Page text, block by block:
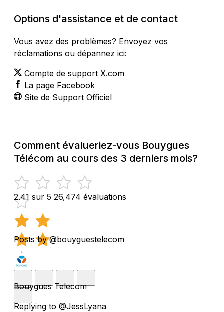
Options d'assistance et de contact
Vous avez des problèmes? Envoyez vos
réclamations ou dépannez ici:
Compte de support X.com
La page Facebook
Site de Support Officiel
Comment évalueriez-vous Bouygues
Télécom au cours des 3 derniers mois?
2.41 sur 5 26,474 évaluations
Posts by @bouyguestelecom
Bouygues Telecom
Replying to @JessLyana